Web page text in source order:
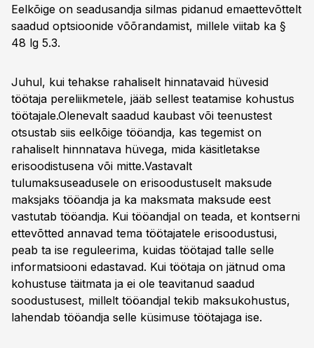
Eelkõige on seadusandja silmas pidanud emaettevõttelt
saadud optsioonide võõrandamist, millele viitab ka §
48 lg 5.3.
Juhul, kui tehakse rahaliselt hinnatavaid hüvesid
töötaja pereliikmetele, jääb sellest teatamise kohustus
töötajale.Olenevalt saadud kaubast või teenustest
otsustab siis eelkõige tööandja, kas tegemist on
rahaliselt hinnnatava hüvega, mida käsitletakse
erisoodistusena või mitte.Vastavalt
tulumaksuseadusele on erisoodustuselt maksude
maksjaks tööandja ja ka maksmata maksude eest
vastutab tööandja. Kui tööandjal on teada, et kontserni
ettevõtted annavad tema töötajatele erisoodustusi,
peab ta ise reguleerima, kuidas töötajad talle selle
informatsiooni edastavad. Kui töötaja on jätnud oma
kohustuse täitmata ja ei ole teavitanud saadud
soodustusest, millelt tööandjal tekib maksukohustus,
lahendab tööandja selle küsimuse töötajaga ise.